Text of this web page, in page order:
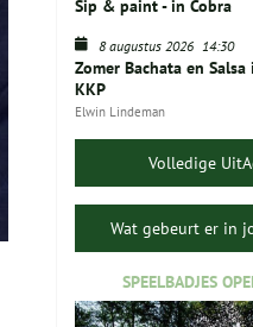
Sip & paint - in Cobra
8 augustus 2026 14:30
Zomer Bachata en
KKP
Elwin Lindeman
Volledige
Wat gebeurt er in
SPEELBADJES